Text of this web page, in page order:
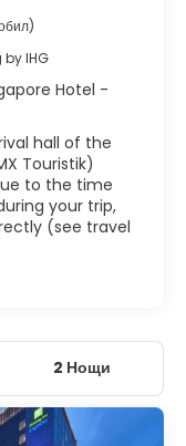
цветни
пазаруването,
е дом на различни
комбинация от
градове в
добро пазаруване
в една топ
IHG
Hotel -
hall of the
Touristik)
to the time
your trip,
(see travel
2 Нощи